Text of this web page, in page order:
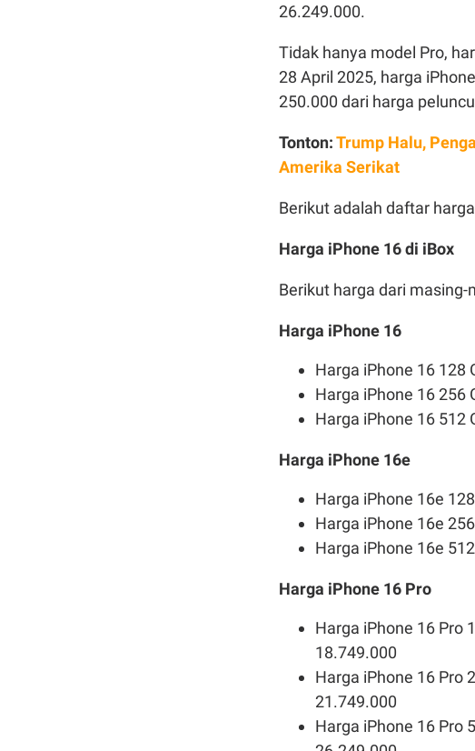
26.249.000.
Tidak hanya model Pro,
28 April 2025, harga
250.000 dari harga
Tonton:Trump Halu,
Amerika Serikat
Berikut adalah daftar
Harga iPhone 16 di iBox
Berikut harga dari masing-
Harga iPhone 16
Harga iPhone 16 128
Harga iPhone 16 256
Harga iPhone 16 512
Harga iPhone 16e
Harga iPhone 16e
Harga iPhone 16e
Harga iPhone 16e
Harga iPhone 16 Pro
Harga iPhone 16 Pro
18.749.000
Harga iPhone 16 Pro
21.749.000
Harga iPhone 16 Pro